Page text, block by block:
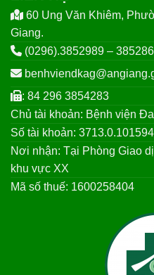
60 Ung Văn Khiêm,
Giang.
(0296).3852989 –
: 84 296 3854283
Chủ tài khoản: Bệnh viện
Số tài khoản:
Nơi nhận: Tại Phòng Giao
khu vực XX
Mã số thuế: 1600258404